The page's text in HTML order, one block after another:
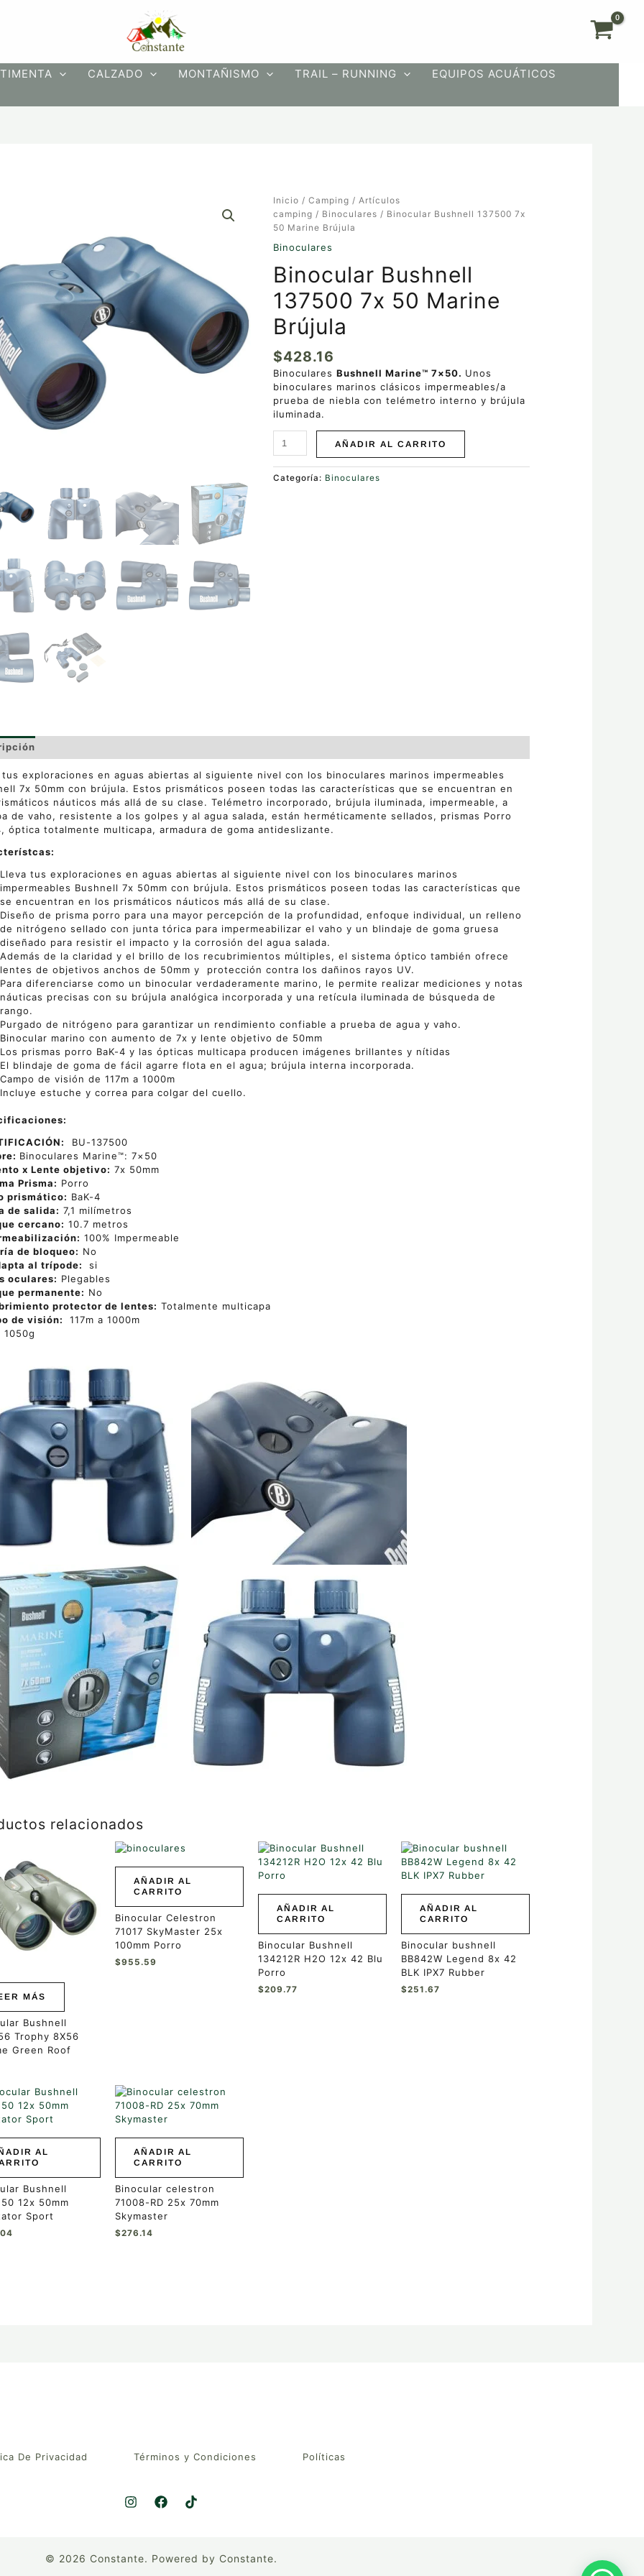
CALZADO MONTAÑISMO TRAIL – RUNNING EQUIPOS ACUÁTICOS
Inicio /Camping /Artículos
camping / Binoculares / Binocular Bushnell 137500 7x
50 Marine Brújula
Binoculares
Binocular Bushnell
137500 7x 50 Marine
Brújula
$428.16
BinocularesBushnell Marine™ 7×50. Unos
binoculares marinos clásicos impermeables/a
prueba de niebla con telémetro interno y brújula
iluminada.
Binocular
Bushnell
137500
50
Marine
Brújula
cantidad
AÑADIR AL CARRITO
Categoría: Binoculares
tus exploraciones en aguas abiertas al siguiente nivel con los binoculares marinos impermeables
7x 50mm con brújula. Estos prismáticos poseen todas las características que se encuentran en
náuticos más allá de su clase. Telémetro incorporado, brújula iluminada, impermeable, a
de vaho, resistente a los golpes y al agua salada, están herméticamente sellados, prismas Porro
óptica totalmente multicapa, armadura de goma antideslizante.
Lleva tus exploraciones en aguas abiertas al siguiente nivel con los binoculares marinos
impermeables Bushnell 7x 50mm con brújula. Estos prismáticos poseen todas las características que
se encuentran en los prismáticos náuticos más allá de su clase.
Diseño de prisma porro para una mayor percepción de la profundidad, enfoque individual, un relleno
de nitrógeno sellado con junta tórica para impermeabilizar el vaho y un blindaje de goma gruesa
diseñado para resistir el impacto y la corrosión del agua salada.
Además de la claridad y el brillo de los recubrimientos múltiples, el sistema óptico también ofrece
lentes de objetivos anchos de 50mm y protección contra los dañinos rayos UV.
Para diferenciarse como un binocular verdaderamente marino, le permite realizar mediciones y notas
náuticas precisas con su brújula analógica incorporada y una retícula iluminada de búsqueda de
rango.
Purgado de nitrógeno para garantizar un rendimiento confiable a prueba de agua y vaho.
Binocular marino con aumento de 7x y lente objetivo de 50mm
Los prismas porro BaK-4 y las ópticas multicapa producen imágenes brillantes y nítidas
El blindaje de goma de fácil agarre flota en el agua; brújula interna incorporada.
Campo de visión de 117m a 1000m
Incluye estuche y correa para colgar del cuello.
BU-137500
Binoculares Marine™: 7×50
x Lente objetivo: 7x 50mm
Prisma: Porro
prismático: BaK-4
de salida: 7,1 milímetros
cercano: 10.7 metros
100% Impermeable
de bloqueo: No
al trípode:
si
oculares: Plegables
permanente: No
protector de lentes: Totalmente multicapa
de visión:
117m a 1000m
1050g
relacionados
MÁS
Bushnell
Trophy 8X56
Green Roof
AÑADIR AL
CARRITO
Binocular Celestron
71017 SkyMaster 25x
100mm Porro
$955.59
AÑADIR AL
CARRITO
Binocular Bushnell
134212R H2O 12x 42 Blu
Porro
$209.77
AÑADIR AL
CARRITO
Binocular bushnell
BB842W Legend 8x 42
BLK IPX7 Rubber
$251.67
AL
Bushnell
12x 50mm
Sport
AÑADIR AL
CARRITO
Binocular celestron
71008-RD 25x 70mm
Skymaster
$276.14
De Privacidad Términos y Condiciones Políticas
© 2026 Constante. Powered by Constante.